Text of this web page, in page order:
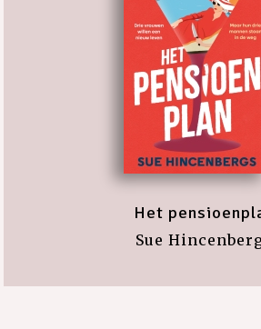
Het
Sue